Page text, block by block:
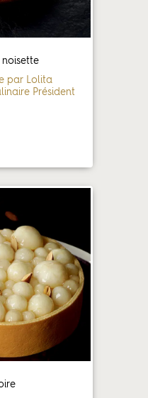
par Lolita
Président